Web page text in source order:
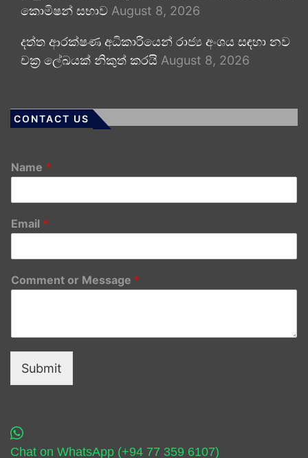
කොමිෂන් සභාව August 8, 2026
දත්ත ආරක්ෂණ අධිකාරියෙන් රාජ්‍ය අංශය සඳහා නව
චක්‍ර ලේඛයක් නිකුත් කරයි August 8, 2026
CONTACT US
Name *
Email *
Comment or Message *
Submit
Chat on WhatsApp (+94 77 359 6107)